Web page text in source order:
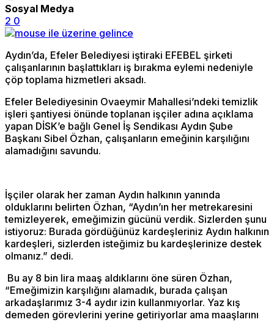
Sosyal Medya
2 0
Aydın’da, Efeler Belediyesi iştiraki EFEBEL şirketi
çalışanlarının başlattıkları iş bırakma eylemi nedeniyle
çöp toplama hizmetleri aksadı.
Efeler Belediyesinin Ovaeymir Mahallesi’ndeki temizlik
işleri şantiyesi önünde toplanan işçiler adına açıklama
yapan DİSK’e bağlı Genel İş Sendikası Aydın Şube
Başkanı Sibel Özhan, çalışanların emeğinin karşılığını
alamadığını savundu.
İşçiler olarak her zaman Aydın halkının yanında
olduklarını belirten Özhan, “Aydın’ın her metrekaresini
temizleyerek, emeğimizin gücünü verdik. Sizlerden şunu
istiyoruz: Burada gördüğünüz kardeşleriniz Aydın halkının
kardeşleri, sizlerden isteğimiz bu kardeşlerinize destek
olmanız.” dedi.
Bu ay 8 bin lira maaş aldıklarını öne süren Özhan,
“Emeğimizin karşılığını alamadık, burada çalışan
arkadaşlarımız 3-4 aydır izin kullanmıyorlar. Yaz kış
demeden görevlerini yerine getiriyorlar ama maaşlarını